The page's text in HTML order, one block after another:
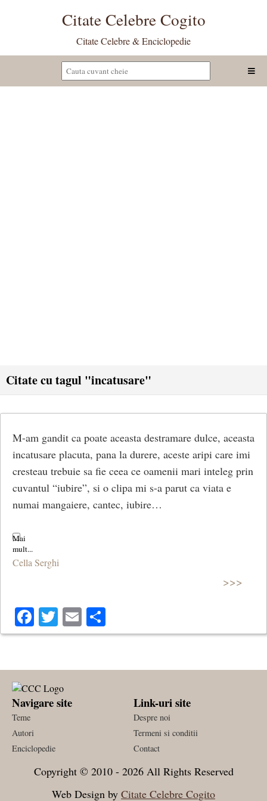
Citate Celebre Cogito
Citate Celebre & Enciclopedie
Citate cu tagul "incatusare"
M-am gandit ca poate aceasta destramare dulce, aceasta
incatusare placuta, pana la durere, aceste aripi care imi
cresteau trebuie sa fie ceea ce oamenii mari inteleg prin
cuvantul “iubire”, si o clipa mi s-a parut ca viata e
numai mangaiere, cantec, iubire…
Cella Serghi
>>>
Facebook
Twitter
Email
Navigare site
Teme
Autori
Enciclopedie
Link-uri site
Despre noi
Termeni si conditii
Contact
Copyright © 2010 - 2026 All Rights Reserved
Web Design by Citate Celebre Cogito